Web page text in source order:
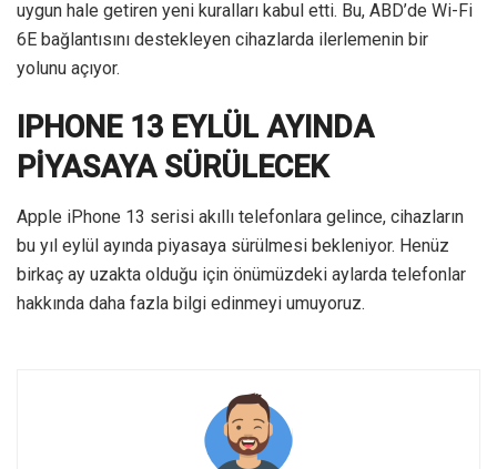
uygun hale getiren yeni kuralları kabul etti. Bu, ABD’de Wi-Fi
6E bağlantısını destekleyen cihazlarda ilerlemenin bir
yolunu açıyor.
IPHONE 13 EYLÜL AYINDA
PİYASAYA SÜRÜLECEK
Apple iPhone 13 serisi akıllı telefonlara gelince, cihazların
bu yıl eylül ayında piyasaya sürülmesi bekleniyor. Henüz
birkaç ay uzakta olduğu için önümüzdeki aylarda telefonlar
hakkında daha fazla bilgi edinmeyi umuyoruz.